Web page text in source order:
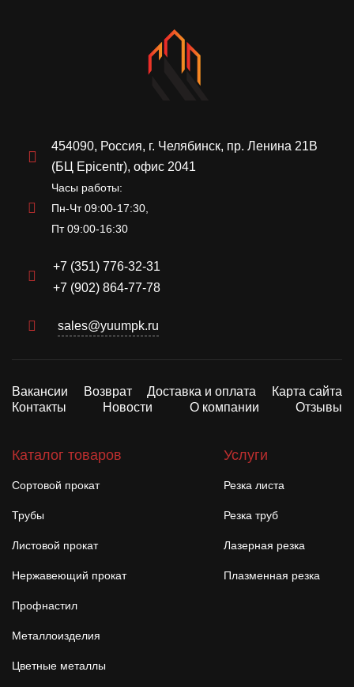
454090, Россия, г. Челябинск, пр. Ленина 21В
(БЦ Epicentr), офис 2041
Часы работы:
Пн-Чт 09:00-17:30,
Пт 09:00-16:30
+7 (351) 776-32-31
+7 (902) 864-77-78
sales@yuumpk.ru
Вакансии Возврат Доставка и оплата
Карта сайта
Контакты
Новости О компании Отзывы
Каталог товаров
Сортовой прокат
Трубы
Листовой прокат
Нержавеющий прокат
Профнастил
Металлоизделия
Цветные металлы
Услуги
Резка листа
Резка труб
Лазерная резка
Плазменная резка